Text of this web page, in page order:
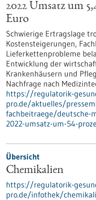
2022 Umsatz um
Euro
Schwierige Ertragslage
Kostensteigerungen,
Lieferkettenprobleme
Entwicklung der
Krankenhäusern und
Nachfrage nach
https://regulatorik-
pro.de/aktuelles/
fachbeitraege/deutsche-
2022-umsatz-um-54-
Übersicht
Chemikalien
https://regulatorik-
pro.de/infothek/